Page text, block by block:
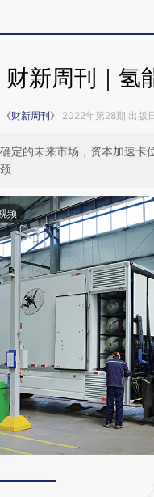
财新周刊｜氢
《财新周刊》 2022年第28期 出版
定的未来市场，资本加速
频